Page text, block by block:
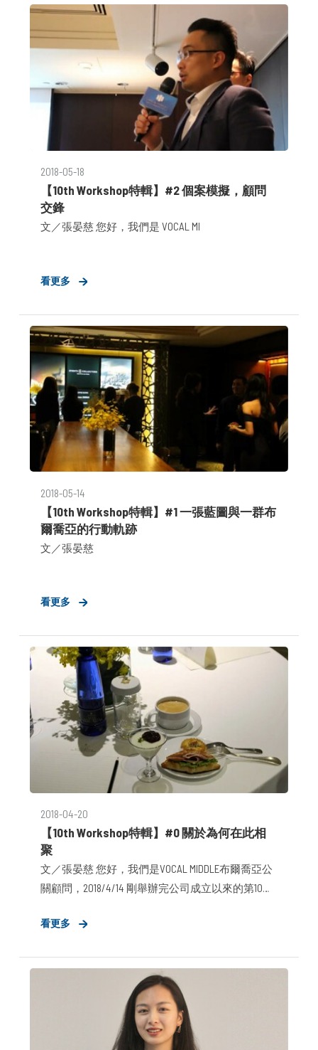
2018-05-18
【10th Workshop特輯】#2 個案模擬，顧問
交鋒
文／張晏慈 您好，我們是 VOCAL MI
看更多
2018-05-14
【10th Workshop特輯】#1 一張藍圖與一群布
爾喬亞的行動軌跡
文／張晏慈
看更多
2018-04-20
【10th Workshop特輯】#0 關於為何在此相
聚
文／張晏慈 您好，我們是VOCAL MIDDLE布爾喬亞公
關顧問，2018/4/14 剛舉辦完公司成立以來的第10屆
過10屆
看更多